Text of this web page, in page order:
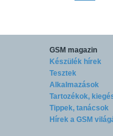
GSM magazin
Készülék hírek
Tesztek
Alkalmazások
Tartozékok,
Tippek, tanácsok
Hírek a GSM